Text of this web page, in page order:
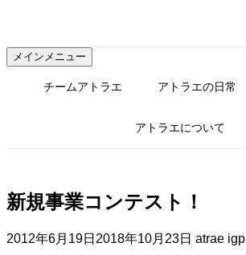
テ
ン
メインメニュー
チームアトラエ アトラエの日常
アトラエについて
新規事業コンテスト！
2012年6月19日 2018年10月23日 atrae igp